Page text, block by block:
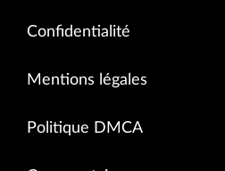
Confidentialité
Mentions légales
Politique DMCA